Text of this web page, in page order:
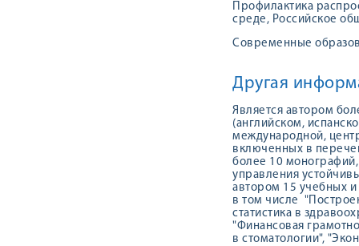
Профилактика
среде, Российское
Современные
Другая
Является автором
(английском,
международной,
включенных в
более 10
управления
автором 15 учебных и
в том числе
статистика в
"Финансовая
в стоматологии",